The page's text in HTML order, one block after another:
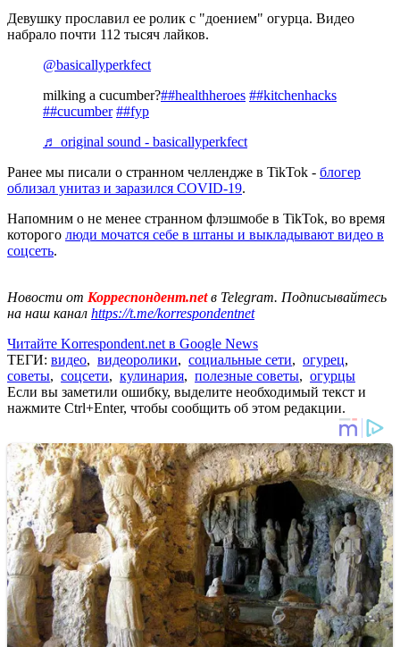
Девушку прославил ее ролик с "доением" огурца. Видео
набрало почти 112 тысяч лайков.
@basicallyperkfect
milking a cucumber?##healthheroes ##kitchenhacks
##cucumber ##fyp
♬ original sound - basicallyperkfect
Ранее мы писали о странном челлендже в TikTok - блогер
облизал унитаз и заразился COVID-19.
Напомним о не менее странном флэшмобе в TikTok, во время
которого люди мочатся себе в штаны и выкладывают видео в
соцсеть.
Новости от Корреспондент.netв Telegram. Подписывайтесь
на наш канал https://t.me/korrespondentnet
Читайте Korrespondent.net в Google News
ТЕГИ: видео, видеоролики, социальные сети, огурец,
советы, соцсети, кулинария, полезные советы, огурцы
Если вы заметили ошибку, выделите необходимый текст и
нажмите Ctrl+Enter, чтобы сообщить об этом редакции.